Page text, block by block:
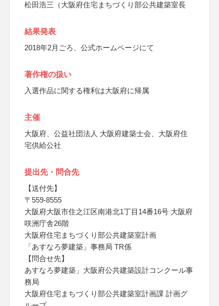
松田浩三（大阪府住宅まちづくり部公共建築室長
結果発表
2018年2月ごろ、公式ホームページにて
著作権の扱い
入選作品に関する権利は大阪府に帰属
主催
大阪府、公益社団法人 大阪府建築士会、大阪府住
宅供給公社
提出先・問合先
【送付先】
〒559-8555
大阪府大阪市住之江区南港北1丁目14番16号 大阪府
咲洲庁舎26階
大阪府住宅まちづくり部公共建築室計画
「あすなろ夢建築」事務局 TR係
【問合せ先】
あすなろ夢建築」大阪府公共建築設計コンクール事
務局
大阪府住宅まちづくり部公共建築室計画課 計画グ